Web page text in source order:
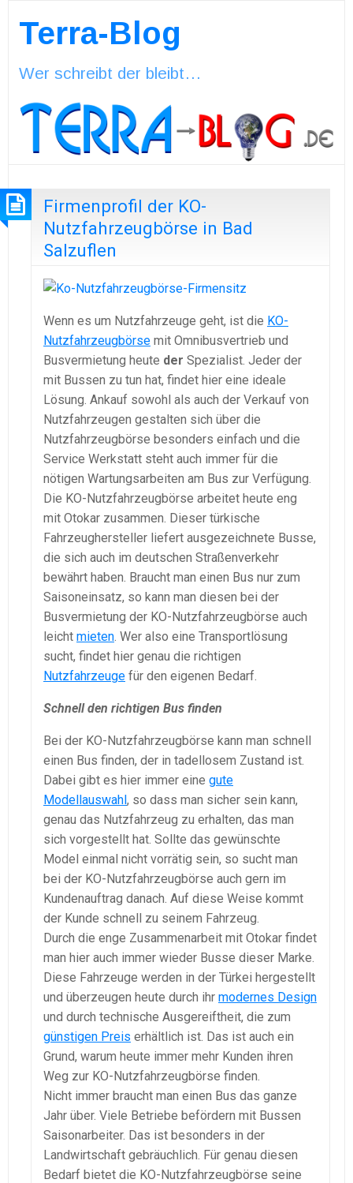
Terra-Blog
Wer schreibt der bleibt…
Firmenprofil der KO-
Nutzfahrzeugbörse in Bad
Salzuflen
Wenn es um Nutzfahrzeuge geht, ist die KO-
Nutzfahrzeugbörse mit Omnibusvertrieb und
Busvermietung heute der Spezialist. Jeder der
mit Bussen zu tun hat, findet hier eine ideale
Lösung. Ankauf sowohl als auch der Verkauf von
Nutzfahrzeugen gestalten sich über die
Nutzfahrzeugbörse besonders einfach und die
Service Werkstatt steht auch immer für die
nötigen Wartungsarbeiten am Bus zur Verfügung.
Die KO-Nutzfahrzeugbörse arbeitet heute eng
mit Otokar zusammen. Dieser türkische
Fahrzeughersteller liefert ausgezeichnete Busse,
die sich auch im deutschen Straßenverkehr
bewährt haben. Braucht man einen Bus nur zum
Saisoneinsatz, so kann man diesen bei der
Busvermietung der KO-Nutzfahrzeugbörse auch
leicht mieten . Wer also eine Transportlösung
sucht, findet hier genau die richtigen
Nutzfahrzeuge für den eigenen Bedarf.
Schnell den richtigen Bus finden
Bei der KO-Nutzfahrzeugbörse kann man schnell
einen Bus finden, der in tadellosem Zustand ist.
Dabei gibt es hier immer eine gute
Modellauswahl, so dass man sicher sein kann,
genau das Nutzfahrzeug zu erhalten, das man
sich vorgestellt hat. Sollte das gewünschte
Model einmal nicht vorrätig sein, so sucht man
bei der KO-Nutzfahrzeugbörse auch gern im
Kundenauftrag danach. Auf diese Weise kommt
der Kunde schnell zu seinem Fahrzeug.
Durch die enge Zusammenarbeit mit Otokar findet
man hier auch immer wieder Busse dieser Marke.
Diese Fahrzeuge werden in der Türkei hergestellt
und überzeugen heute durch ihr modernes Design
und durch technische Ausgereiftheit, die zum
günstigen Preis erhältlich ist. Das ist auch ein
Grund, warum heute immer mehr Kunden ihren
Weg zur KO-Nutzfahrzeugbörse finden.
Nicht immer braucht man einen Bus das ganze
Jahr über. Viele Betriebe befördern mit Bussen
Saisonarbeiter. Das ist besonders in der
Landwirtschaft gebräuchlich. Für genau diesen
Bedarf bietet die KO-Nutzfahrzeugbörse seine